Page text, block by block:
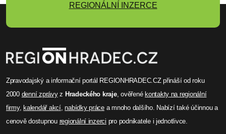
REGIONÁLNÍ INZERCE
Zpravodajský a informační portál REGIONHRADEC.CZ přináší od roku
2000 denní zprávyz Hradeckého kraje, ověřené kontakty na regionální
firmy, kalendář akcí,nabídky prácea mnoho dalšího. Nabízí také účinnou a
cenově dostupnou regionální inzerci pro podnikatele i jednotlivce.